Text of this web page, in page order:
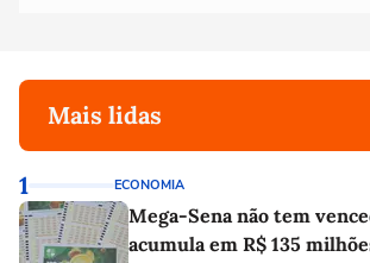
Mais lidas
1 ECONOMIA
Mega-Sena não tem
acumula em R$ 135